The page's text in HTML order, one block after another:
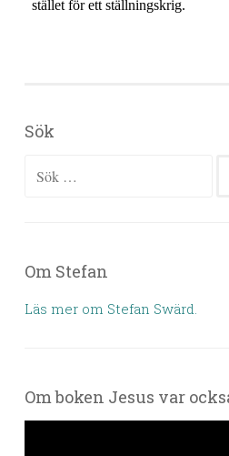
Sök
Sök efter:
Om Stefan
Läs mer om Stefan Swärd.
Om boken Jesus var